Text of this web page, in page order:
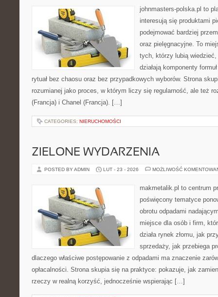
johnmasters-polska.pl to
interesują się produktami
podejmować bardziej
oraz pielęgnacyjne. To
tych, którzy lubią wiedzieć,
działają komponenty
rytuał bez chaosu oraz bez przypadkowych wyborów. Strona
rozumianej jako proces, w którym liczy się regularność, ale też
(Francja) i Chanel (Francja). […]
CATEGORIES: NIERUCHOMOŚCI
ZIELONE WYDARZENIA
POSTED BY ADMIN LUT - 23 - 2026 MOŻLIWOŚĆ
makmetalik.pl to centrum
poświęcony tematyce
obrotu odpadami
miejsce dla osób i firm,
działa rynek złomu, jak
sprzedaży, jak przebiega
dlaczego właściwe postępowanie z odpadami ma znaczenie
opłacalności. Strona skupia się na praktyce: pokazuje, jak
rzeczy w realną korzyść, jednocześnie wspierając […]